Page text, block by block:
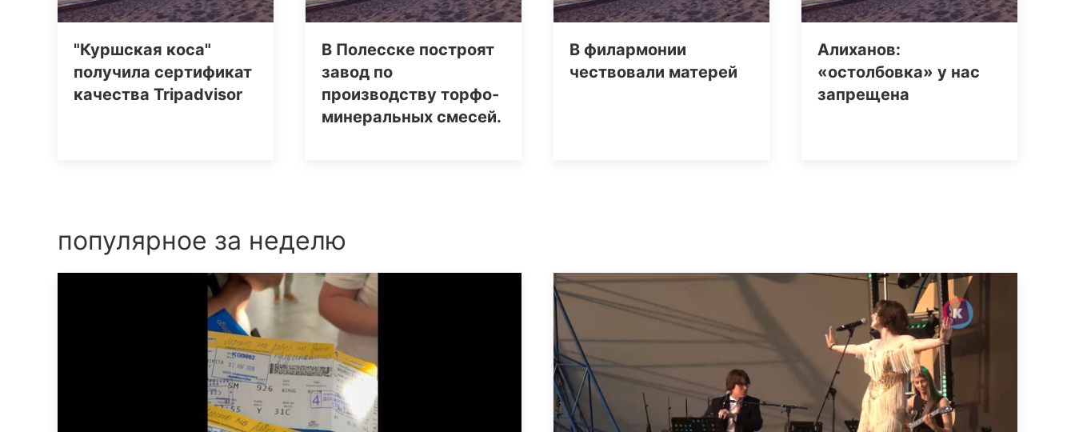
"Куршская коса"
получила сертификат
качества Tripаdvisor
В Полесске построят
завод по
производству торфо-
минеральных смесей.
В филармонии
чествовали матерей
Алиханов:
«остолбовка» у нас
запрещена
популярное за неделю